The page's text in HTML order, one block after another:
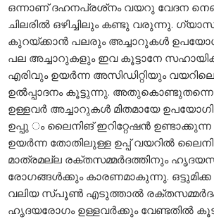
ഒന്നാണ് ദഹനപ്രശ്‌നം വയറു വേദന
ചിലരിൽ ഒഴിച്ചിലും കണ്ടു വരുന്നു. ഗ്യാസ്
കുറയ്ക്കാൻ പലരും അച്ചാറുകൾ
പല അച്ചാറുകളും ഇവ കൂട്ടാനേ
എരിവും ഉയർന്ന അസിഡിറ്റിയും
ഉൽപ്പാദനം കൂട്ടുന്നു. അതുകൊണ്ടുതന്നെ
ഉള്ളവർ അച്ചാറുകൾ മിതമായേ
ഉപ്പു ം ലൈനിങ് ഇറിറ്റേഷൻ
ഉയർന്ന തോതിലുള്ള ഉപ്പ് വയറിൽ
മാത്രമല്ല രക്‌തസമ്മർദത്തിനും
രോഗങ്ങൾക്കും കാരണമാകുന്നു.
വലിയ സ്‌പൂൺ എടുത്താൽ
ഹൃദയരോഗം ഉള്ളവർക്കും വേണ്ടതിൽ